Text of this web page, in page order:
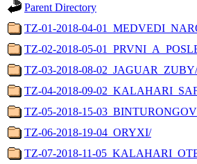
Parent Directory
TZ-01-2018-04-
TZ-02-2018-05-
TZ-03-2018-08-02_JAGUAR_ZUBY/
TZ-04-2018-09-
TZ-05-2018-15-
TZ-06-2018-19-04_ORYXI/
TZ-07-2018-11-